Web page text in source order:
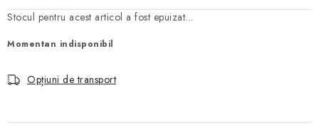
Stocul pentru acest articol a fost epuizat…
Momentan indisponibil
Opțiuni de transport